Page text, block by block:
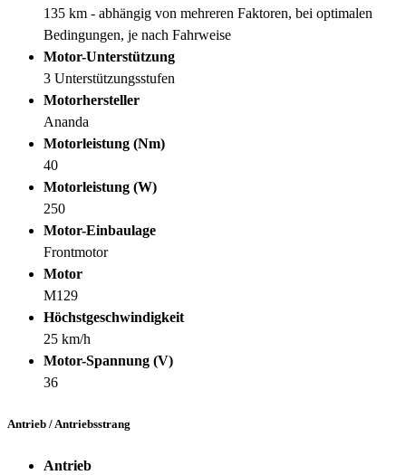
135 km - abhängig von mehreren Faktoren, bei optimalen
Bedingungen, je nach Fahrweise
Motor-Unterstützung
3 Unterstützungsstufen
Motorhersteller
Ananda
Motorleistung (Nm)
40
Motorleistung (W)
250
Motor-Einbaulage
Frontmotor
Motor
M129
Höchstgeschwindigkeit
25 km/h
Motor-Spannung (V)
36
Antrieb / Antriebsstrang
Antrieb